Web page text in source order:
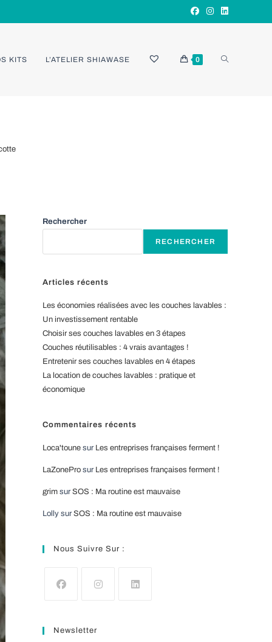
KITS L’ATELIER SHIAWASE 0 TOGGLE
Rechercher
RECHERCHER
Articles récents
Les économies réalisées avec les couches lavables :
Un investissement rentable
Choisir ses couches lavables en 3 étapes
Couches réutilisables : 4 vrais avantages !
Entretenir ses couches lavables en 4 étapes
La location de couches lavables : pratique et
économique
Commentaires récents
Loca'toune sur Les entreprises françaises ferment !
LaZonePro sur Les entreprises françaises ferment !
grim surSOS : Ma routine est mauvaise
Lolly surSOS : Ma routine est mauvaise
Nous Suivre Sur :
Newsletter